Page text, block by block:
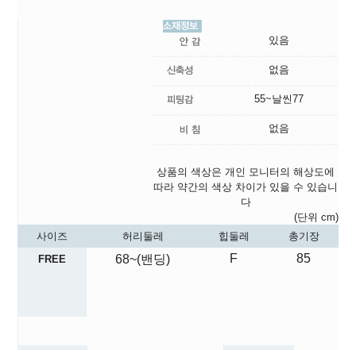
있음
없음
55~날씬77
없음
상품의 색상은 개인 모니터의 해상도에
따라 약간의 색상 차이가 있을 수 있습니
다
(단위 cm)
사이즈
허리둘레 힙둘레
총기장
FREE
68~(밴딩) F 85